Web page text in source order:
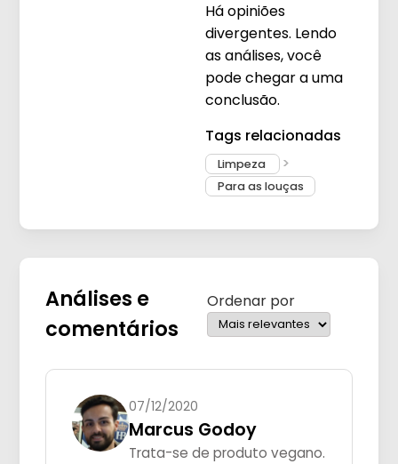
Há opiniões
divergentes. Lendo
as análises, você
pode chegar a uma
conclusão.
Tags relacionadas
Limpeza
Para as louças
Análises e
comentários
Ordenar por
07/12/2020
Marcus Godoy
Trata-se de produto vegano.